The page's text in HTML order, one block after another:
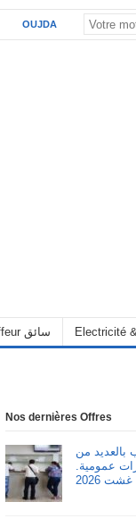
OUJDA
Chauffeur سائق Electricité
Nos dernières Offres
1700 منصب بالعديد من
عمومية.